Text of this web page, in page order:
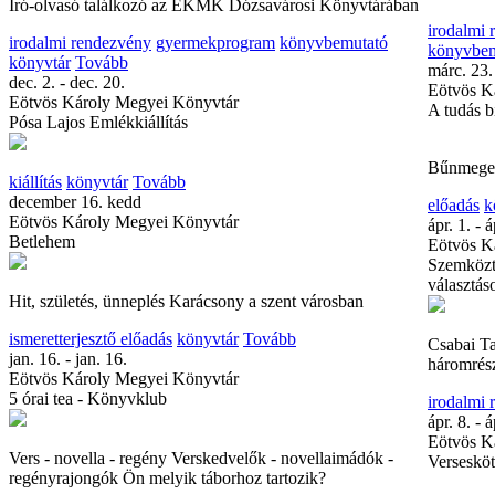
Író-olvasó találkozó az EKMK Dózsavárosi Könyvtárában
irodalmi rendezvény gyermekprogram könyvbemutató
könyvtár Tovább
dec. 2. - dec. 20.
Eötvös Károly Megyei Könyvtár
Pósa Lajos Emlékkiállítás
kiállítás könyvtár Tovább
december 16. kedd
Eötvös Károly Megyei Könyvtár
Betlehem
Hit, születés, ünneplés Karácsony a szent városban
ismeretterjesztő előadás könyvtár Tovább
jan. 16. - jan. 16.
Eötvös Károly Megyei Könyvtár
5 órai tea - Könyvklub
Vers - novella - regény Verskedvelők - novellaimádók -
regényrajongók Ön melyik táborhoz tartozik?
irodalmi
márc.
Eötvös
A tudás
előadás
ápr. 1. -
Eötvös
Csabai
irodalmi
ápr. 8. -
Eötvös